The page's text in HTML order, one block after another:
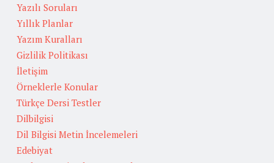
Yazılı Soruları
Yıllık Planlar
Yazım Kuralları
Gizlilik Politikası
İletişim
Örneklerle Konular
Türkçe Dersi Testler
Dilbilgisi
Dil Bilgisi Metin İncelemeleri
Edebiyat